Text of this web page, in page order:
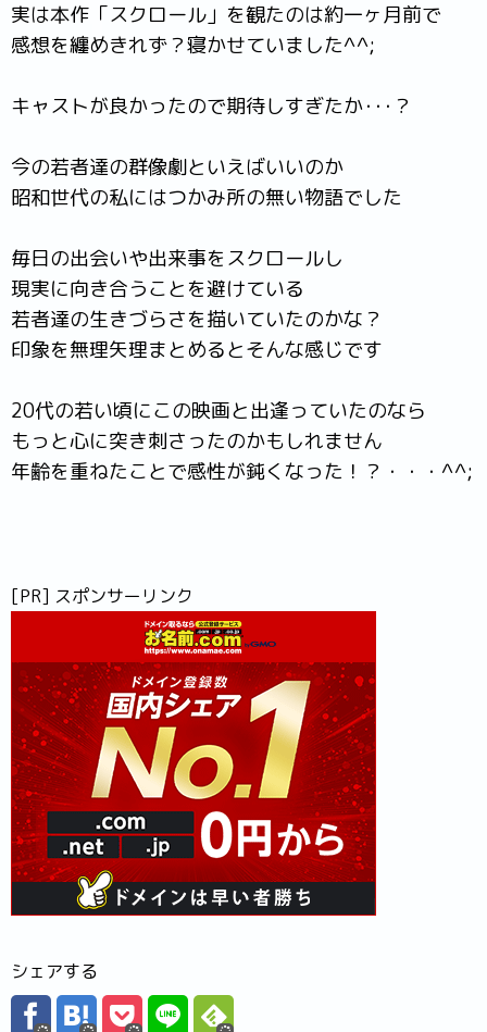
実は本作「スクロール」を観たのは約一ヶ月前で
感想を纏めきれず？寝かせていました^^;
キャストが良かったので期待しすぎたか･･･？
今の若者達の群像劇といえばいいのか
昭和世代の私にはつかみ所の無い物語でした
毎日の出会いや出来事をスクロールし
現実に向き合うことを避けている
若者達の生きづらさを描いていたのかな？
印象を無理矢理まとめるとそんな感じです
20代の若い頃にこの映画と出逢っていたのなら
もっと心に突き刺さったのかもしれません
年齢を重ねたことで感性が鈍くなった！？・・・^^;
[PR] スポンサーリンク
シェアする